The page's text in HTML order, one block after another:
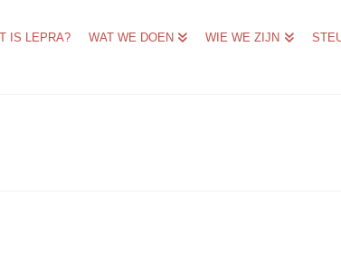
IS LEPRA? WAT WE DOEN WIE WE ZIJN